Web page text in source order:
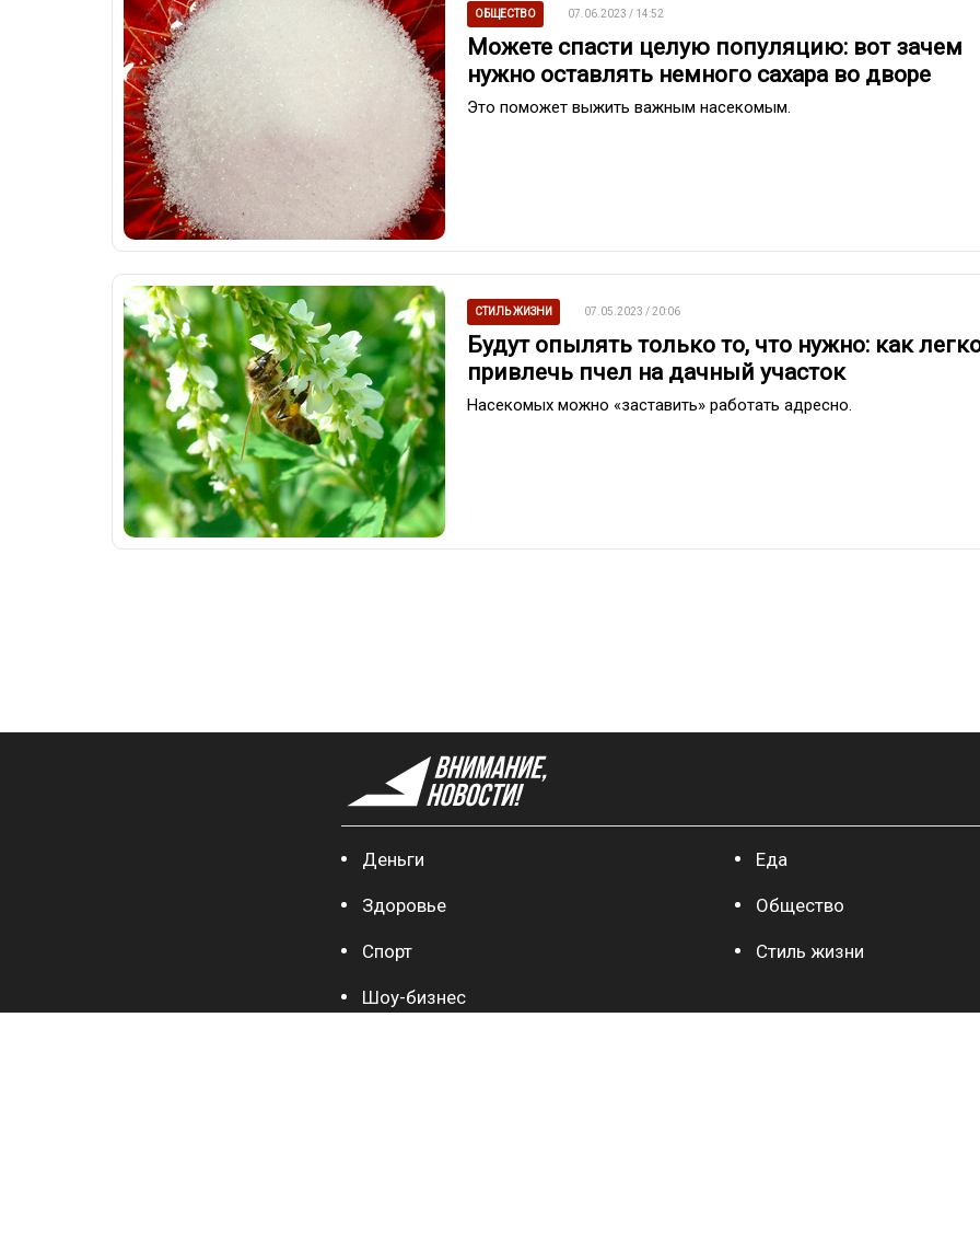
ОБЩЕСТВО 07.06.2023 / 14:52
Можете спасти целую популяцию: вот зачем
нужно оставлять немного сахара во дворе
Это поможет выжить важным насекомым.
СТИЛЬ ЖИЗНИ 07.05.2023 / 20:06
Будут опылять только то, что нужно: как
привлечь пчел на дачный участок
Насекомых можно «заставить» работать адресно.
Деньги Еда
Здоровье Общество
Спорт Стиль жизни
Шоу-бизнес